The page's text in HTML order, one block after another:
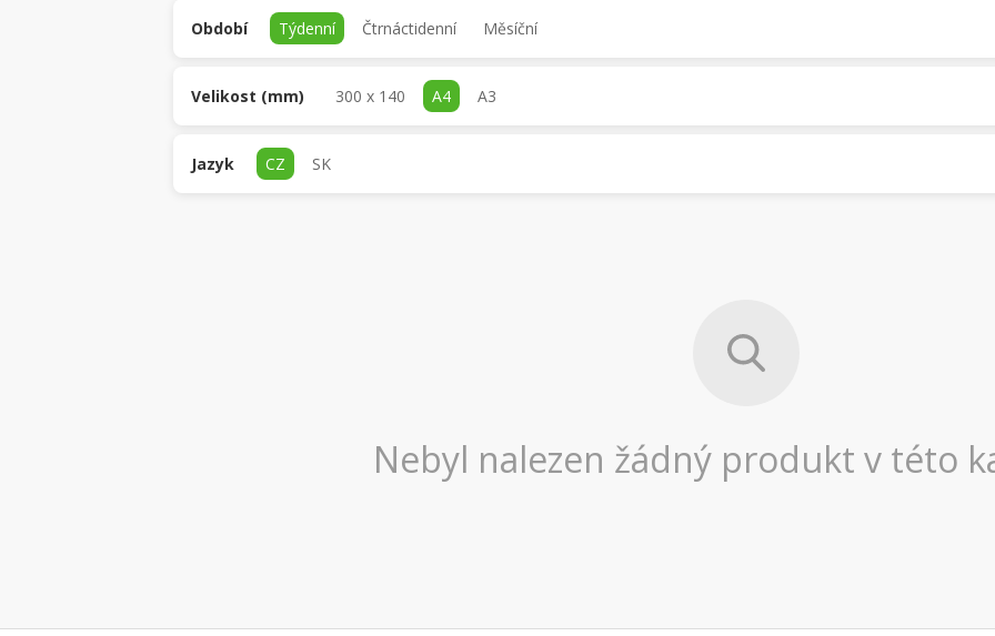
Období Týdenní Čtrnáctidenní Měsíční
Velikost (mm) 300 x 140 A4 A3
Jazyk CZ SK
Nebyl nalezen žádný produkt v této